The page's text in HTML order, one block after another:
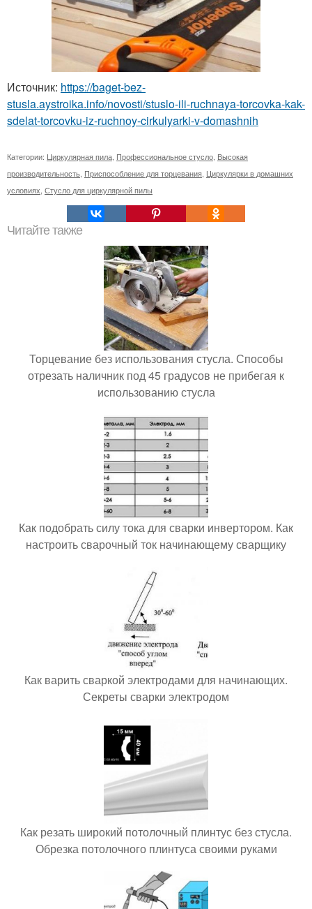
Источник: https://baget-bez-
stusla.aystroika.info/novosti/stuslo-ili-ruchnaya-torcovka-kak-
sdelat-torcovku-iz-ruchnoy-cirkulyarki-v-domashnih
Категории: Циркулярная пила Профессиональное стусло Высокая
производительность Приспособление для торцевания Циркулярки в домашних
условиях Стусло для циркулярной пилы
Читайте также
Торцевание без использования стусла. Способы
отрезать наличник под 45 градусов не прибегая к
использованию стусла
Как подобрать силу тока для сварки инвертором. Как
настроить сварочный ток начинающему сварщику
Как варить сваркой электродами для начинающих.
Секреты сварки электродом
Как резать широкий потолочный плинтус без стусла.
Обрезка потолочного плинтуса своими руками